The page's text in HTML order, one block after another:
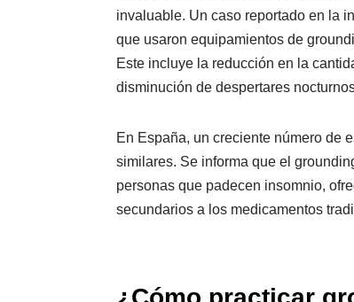
invaluable. Un caso reportado en la
que usaron equipamientos de
Este incluye la reducción en la
disminución de despertares
En España, un creciente número de
similares. Se informa que el
personas que padecen insomnio,
secundarios a los medicamentos